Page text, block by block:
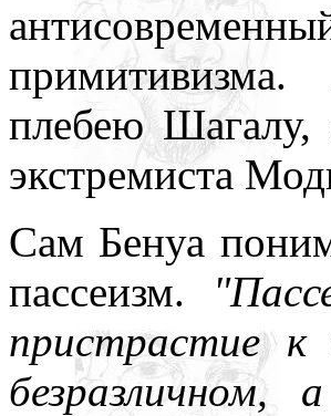
примитивизма.
плебею Шагалу,
экстремиста
Сам Бенуа
пассеизм.
пристрастие